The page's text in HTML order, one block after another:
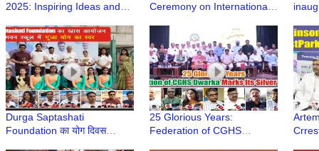
2025: Inspiring Ideas and
Renowned Speakers
Ceremony on International
Federation of CGHS
Dwarka
Durga Saptashati
Foundation का योग दिवस
25 Glorious Years:
Federation of CGHS